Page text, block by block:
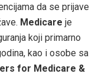
da se prijave
Medicare je
koji primarno
kao i osobe sa
for Medicare &